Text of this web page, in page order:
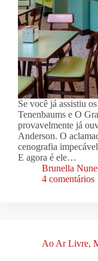
Se você já assistiu
Tenenbaums e O
provavelmente já
Anderson. O
cenografia
E agora é ele…
Brunella
4 comentários
Ao Ar Livre,